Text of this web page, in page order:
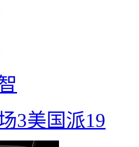
3美国派19